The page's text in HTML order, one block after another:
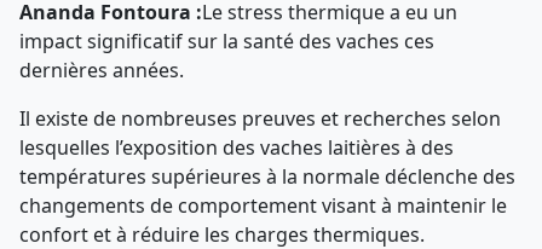
Ananda Fontoura :Le stress thermique a eu un
impact significatif sur la santé des vaches ces
dernières années.
Il existe de nombreuses preuves et recherches selon
lesquelles l’exposition des vaches laitières à des
températures supérieures à la normale déclenche des
changements de comportement visant à maintenir le
confort et à réduire les charges thermiques.